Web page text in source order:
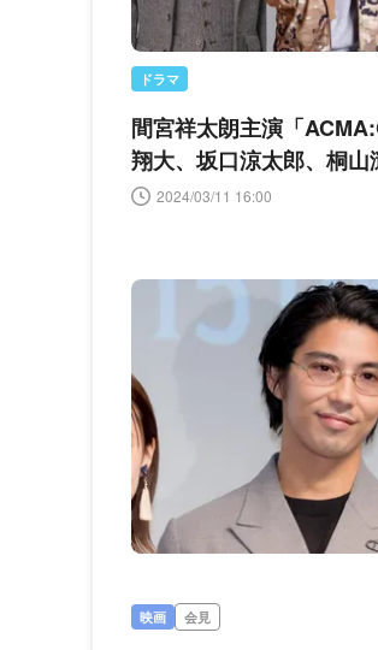
ドラマ
間宮祥太朗主演「
翔大、坂口涼太郎、桐山
2024/03/11 16:00
映画 会見